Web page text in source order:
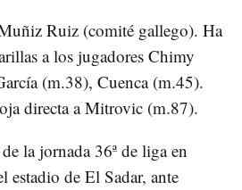
Ruiz (comité gallego). Ha
a los jugadores Chimy
(m.38), Cuenca (m.45).
directa a Mitrovic (m.87).
la jornada 36ª de liga en
estadio de El Sadar, ante